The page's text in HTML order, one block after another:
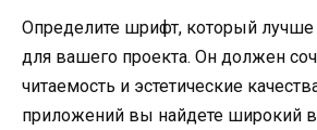
Определите шрифт, который лучше
для вашего проекта. Он должен
читаемость и эстетические
приложений вы найдете широкий